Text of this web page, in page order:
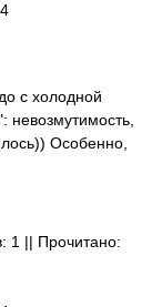
с холодной
невозмутимость,
Особенно,
1 || Прочитано: